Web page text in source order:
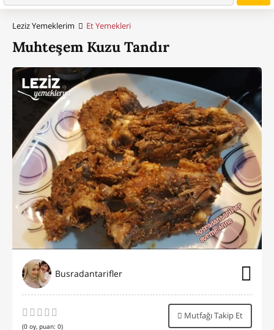
Leziz Yemeklerim Et Yemekleri
Muhteşem Kuzu Tandır
Busradantarifler
(0 oy, puan: 0)
Mutfağı Takip Et